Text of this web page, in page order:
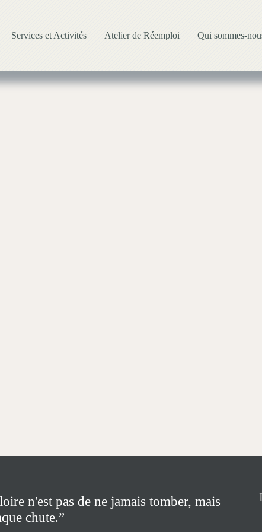
Services et Activités Atelier de Réemploi Qui sommes-
n'est pas de ne jamais tomber, mais
chute.”